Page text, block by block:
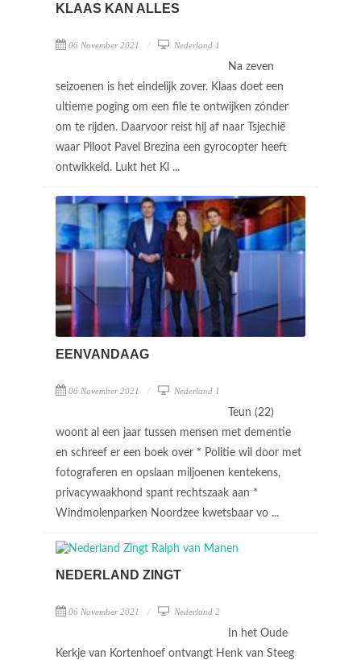
KLAAS KAN ALLES
06 November 2021 Nederland 1
Na zeven
seizoenen is het eindelijk zover. Klaas doet een
ultieme poging om een file te ontwijken zónder
om te rijden. Daarvoor reist hij af naar Tsjechië
waar Piloot Pavel Brezina een gyrocopter heeft
ontwikkeld. Lukt het Kl ...
EENVANDAAG
06 November 2021 Nederland 1
Teun (22)
woont al een jaar tussen mensen met dementie
en schreef er een boek over * Politie wil door met
fotograferen en opslaan miljoenen kentekens,
privacywaakhond spant rechtszaak aan *
Windmolenparken Noordzee kwetsbaar vo ...
NEDERLAND ZINGT
06 November 2021 Nederland 2
In het Oude
Kerkje van Kortenhoef ontvangt Henk van Steeg